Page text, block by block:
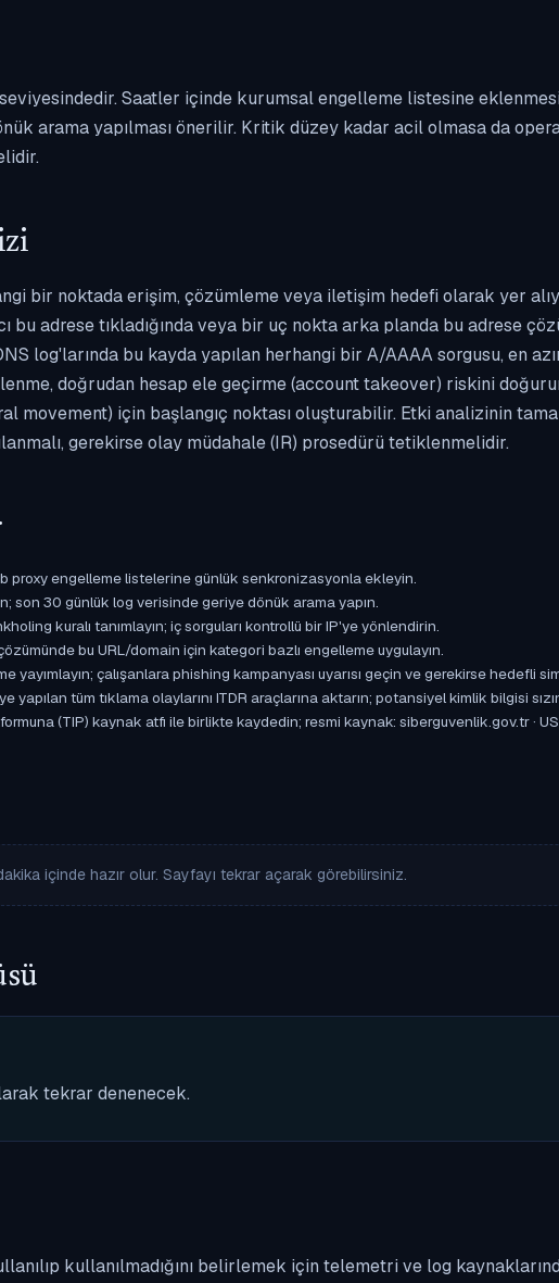
Saatler içinde kurumsal engelleme listesine
arama yapılması önerilir. Kritik düzey kadar acil olmasa da
bir noktada erişim, çözümleme veya iletişim hedefi olarak yer
bu adrese tıkladığında veya bir uç nokta arka planda bu adrese
log'larında bu kayda yapılan herhangi bir A/AAAA sorgusu, en
doğrudan hesap ele geçirme (account takeover) riskini
movement) için başlangıç noktası oluşturabilir. Etki analizinin
gerekirse olay müdahale (IR) prosedürü tetiklenmelidir.
proxy engelleme listelerine günlük senkronizasyonla ekleyin.
son 30 günlük log verisinde geriye dönük arama yapın.
kuralı tanımlayın; iç sorguları kontrollü bir IP'ye yönlendirin.
bu URL/domain için kategori bazlı engelleme uygulayın.
yayımlayın; çalışanlara phishing kampanyası uyarısı geçin ve gerekirse hedefli
tüm tıklama olaylarını ITDR araçlarına aktarın; potansiyel kimlik bilgisi
(TIP) kaynak atfı ile birlikte kaydedin; resmi kaynak: siberguvenlik.gov.tr ·
içinde hazır olur. Sayfayı tekrar açarak görebilirsiniz.
tekrar denenecek.
kullanılmadığını belirlemek için telemetri ve log